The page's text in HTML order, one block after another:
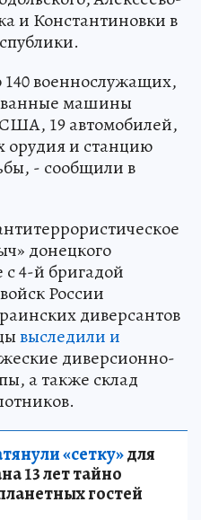
и Константиновки в
военнослужащих,
машины
19 автомобилей,
орудия и станцию
- сообщили в
донецкого
4-й бригадой
России
диверсантов
выследили и
диверсионно-
а также склад
«сетку»для
13 лет тайно
гостей